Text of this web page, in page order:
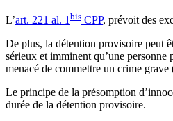
L’art. 221 al. 1 bis CPP, prévoit des
De plus, la détention provisoire peut
sérieux et imminent qu’une personne
menacé de commettre un crime grave
Le principe de la présomption
durée de la détention provisoire.